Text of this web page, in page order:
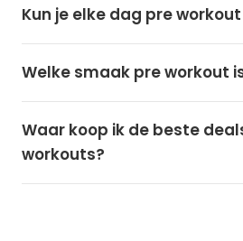
Kun je elke dag pre
Welke smaak pre workout
Waar koop ik de beste
workouts?